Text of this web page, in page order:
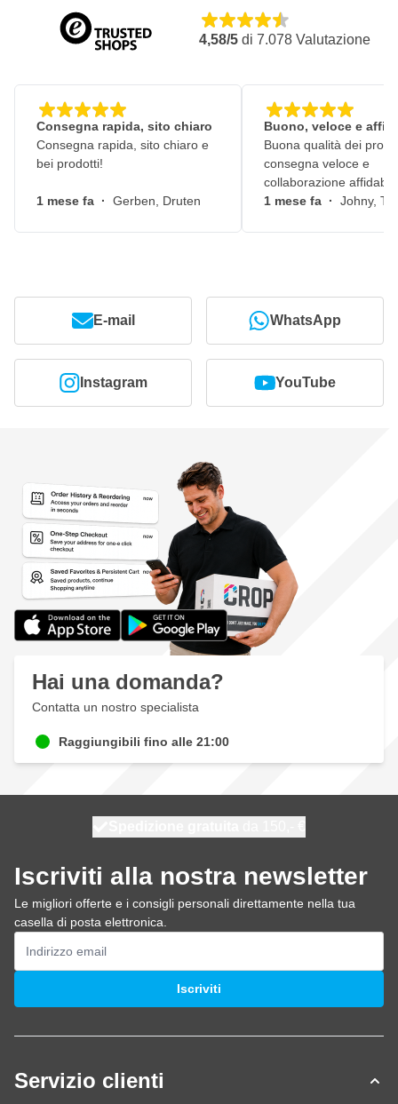
4,58/5 di 7.078 Valutazione
Consegna rapida, sito chiaro
Consegna rapida, sito chiaro e
bei prodotti!
1 mese fa · Gerben, Druten
Buono, veloce e
Buona qualità dei
consegna veloce e
collaborazione
1 mese fa · Johny,
E-mail WhatsApp
Instagram YouTube
Hai una domanda?
Contatta un nostro specialista
Raggiungibili fino alle 21:00
Iscriviti alla nostra newsletter
Le migliori offerte e i consigli personali direttamente nella tua
casella di posta elettronica.
Indirizzo email
Iscriviti
Servizio clienti